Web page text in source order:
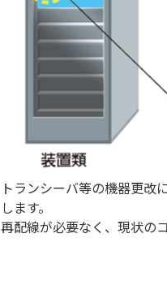
トランシーバ等の機器更改
します。
再配線が必要なく、現状の